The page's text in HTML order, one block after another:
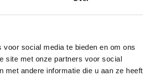
social media te bieden en om ons
site met onze partners voor social
met andere informatie die u aan ze heeft